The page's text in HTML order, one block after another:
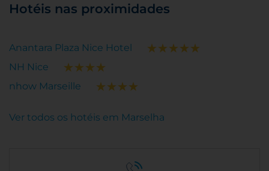
Hotéis nas proximidades
Anantara Plaza Nice Hotel
NH Nice
nhow Marseille
Ver todos os hotéis em Marselha